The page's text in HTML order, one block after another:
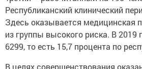
Республиканский клинический
Здесь оказывается
из группы высокого риска. В 2019
6299, то есть 15,7 процента по
В целях совершенствования